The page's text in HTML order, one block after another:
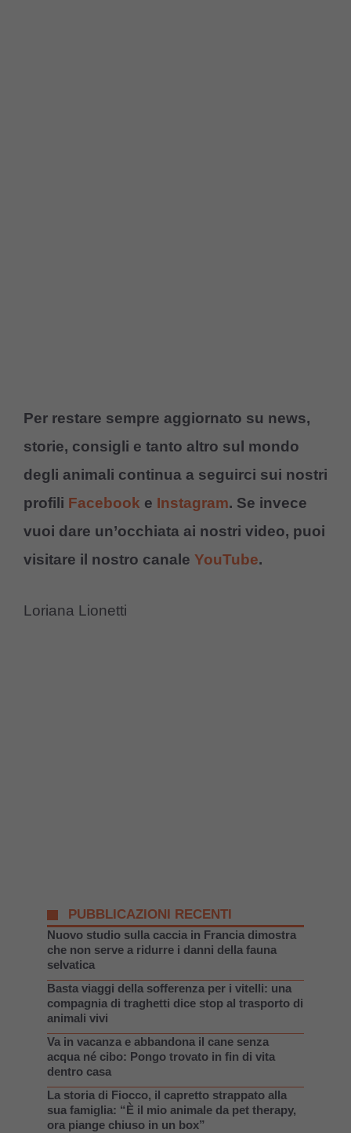
Per restare sempre aggiornato su news,
storie, consigli e tanto altro sul mondo
degli animali continua a seguirci sui nostri
profili Facebook e Instagram. Se invece
vuoi dare un’occhiata ai nostri video, puoi
visitare il nostro canale YouTube.
Loriana Lionetti
PUBBLICAZIONI RECENTI
Nuovo studio sulla caccia in Francia dimostra
che non serve a ridurre i danni della fauna
selvatica
Basta viaggi della sofferenza per i vitelli: una
compagnia di traghetti dice stop al trasporto di
animali vivi
Va in vacanza e abbandona il cane senza
acqua né cibo: Pongo trovato in fin di vita
dentro casa
La storia di Fiocco, il capretto strappato alla
sua famiglia: “È il mio animale da pet therapy,
ora piange chiuso in un box”